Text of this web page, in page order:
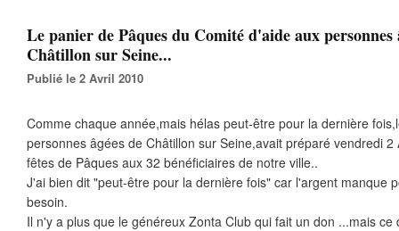
Le panier de Pâques du Comité d'aide aux personnes
Châtillon sur Seine...
Publié le 2 Avril 2010
Comme chaque année,mais hélas peut-être pour la dernière
personnes âgées de Châtillon sur Seine,avait préparé vendredi
fêtes de Pâques aux 32 bénéficiaires de notre ville..
J'ai bien dit "peut-être pour la dernière fois" car l'argent manque
besoin.
Il n'y a plus que le généreux Zonta Club qui fait un don ...mais